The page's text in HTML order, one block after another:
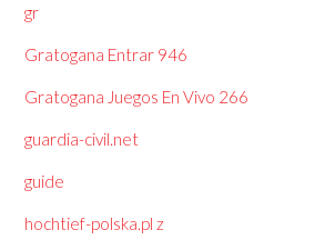
gr
Gratogana Entrar 946
Gratogana Juegos En Vivo 266
guardia-civil.net
guide
hochtief-polska.pl z